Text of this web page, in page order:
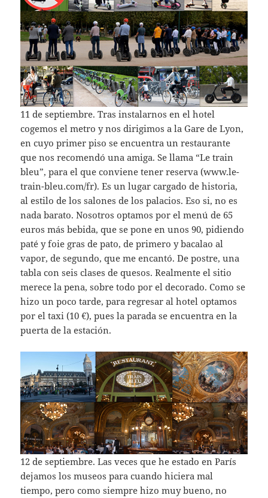
11 de septiembre. Tras instalarnos en el hotel
cogemos el metro y nos dirigimos a la Gare de Lyon,
en cuyo primer piso se encuentra un restaurante
que nos recomendó una amiga. Se llama “Le train
bleu”, para el que conviene tener reserva (www.le-
train-bleu.com/fr). Es un lugar cargado de historia,
al estilo de los salones de los palacios. Eso si, no es
nada barato. Nosotros optamos por el menú de 65
euros más bebida, que se pone en unos 90, pidiendo
paté y foie gras de pato, de primero y bacalao al
vapor, de segundo, que me encantó. De postre, una
tabla con seis clases de quesos. Realmente el sitio
merece la pena, sobre todo por el decorado. Como se
hizo un poco tarde, para regresar al hotel optamos
por el taxi (10 €), pues la parada se encuentra en la
puerta de la estación.
12 de septiembre. Las veces que he estado en París
dejamos los museos para cuando hiciera mal
tiempo, pero como siempre hizo muy bueno, no